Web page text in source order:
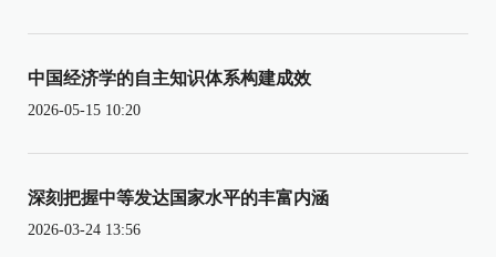
中国经济学的自主知识体系构建成效
2026-05-15 10:20
深刻把握中等发达国家水平的丰富内涵
2026-03-24 13:56